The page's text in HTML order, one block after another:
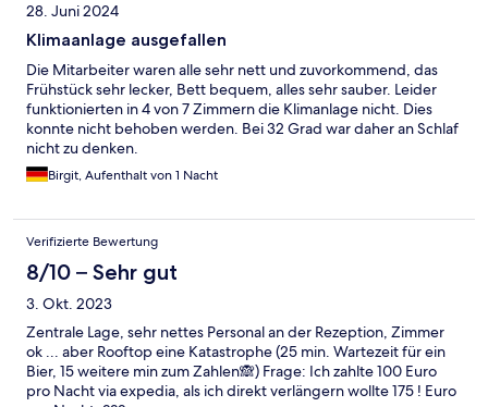
28. Juni 2024
Klimaanlage ausgefallen
Die Mitarbeiter waren alle sehr nett und zuvorkommend, das
Frühstück sehr lecker, Bett bequem, alles sehr sauber. Leider
funktionierten in 4 von 7 Zimmern die Klimanlage nicht. Dies
konnte nicht behoben werden. Bei 32 Grad war daher an Schlaf
nicht zu denken.
Birgit, Aufenthalt von 1 Nacht
Verifizierte Bewertung
8/10 – Sehr gut
3. Okt. 2023
Zentrale Lage, sehr nettes Personal an der Rezeption, Zimmer
ok ... aber Rooftop eine Katastrophe (25 min. Wartezeit für ein
Bier, 15 weitere min zum Zahlen🙈) Frage: Ich zahlte 100 Euro
pro Nacht via expedia, als ich direkt verlängern wollte 175 ! Euro